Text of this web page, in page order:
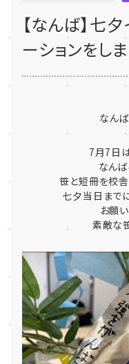
【なんば】七
ーションをし
なん
7月7日
なん
笹と短冊を校
七夕当日まで
お願
素敵な